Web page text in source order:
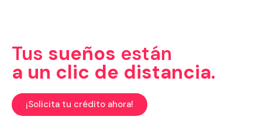
Tus sueños están
a un clic de distancia.
¡Solicita tu crédito ahora!